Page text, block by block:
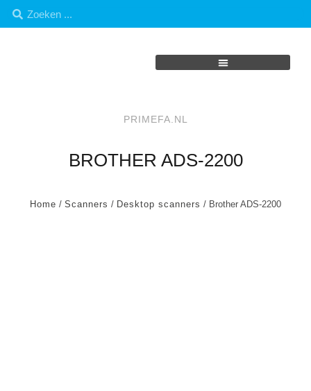
PRIMEFA.NL
BROTHER ADS-2200
Home / Scanners / Desktop scanners / Brother ADS-2200